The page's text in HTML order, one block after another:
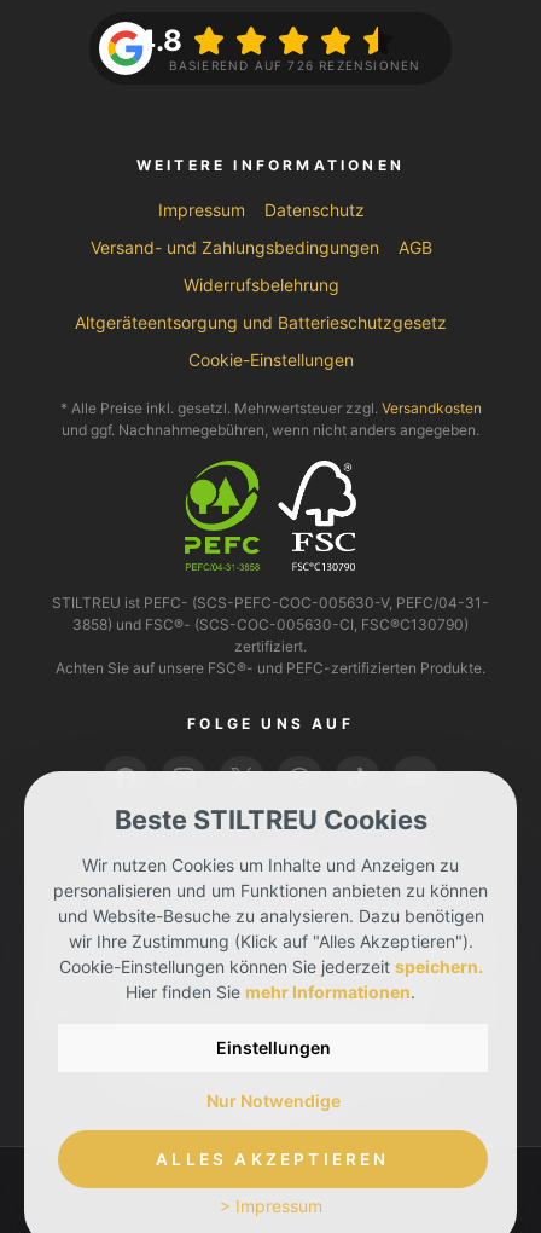
4.8
BASIEREND AUF 726 REZENSIONEN
WEITERE INFORMATIONEN
Impressum
Datenschutz
Versand- und Zahlungsbedingungen
AGB
Widerrufsbelehrung
Altgeräteentsorgung und Batterieschutzgesetz
Cookie-Einstellungen
* Alle Preise inkl. gesetzl. Mehrwertsteuer zzgl. Versandkosten
und ggf. Nachnahmegebühren, wenn nicht anders angegeben.
STILTREU ist PEFC- (SCS-PEFC-COC-005630-V, PEFC/04-31-
3858) und FSC®- (SCS-COC-005630-CI, FSC®C130790)
zertifiziert.
Achten Sie auf unsere FSC®- und PEFC-zertifizierten Produkte.
FOLGE UNS AUF
Beste STILTREU Cookies
Wir nutzen Cookies um Inhalte und Anzeigen zu
personalisieren und um Funktionen anbieten zu können
und Website-Besuche zu analysieren. Dazu benötigen
wir Ihre Zustimmung (Klick auf "Alles Akzeptieren").
Cookie-Einstellungen können Sie jederzeit speichern.
Hier finden Sie mehr Informationen.
Einstellungen
Nur Notwendige
ALLES AKZEPTIEREN
> Impressum